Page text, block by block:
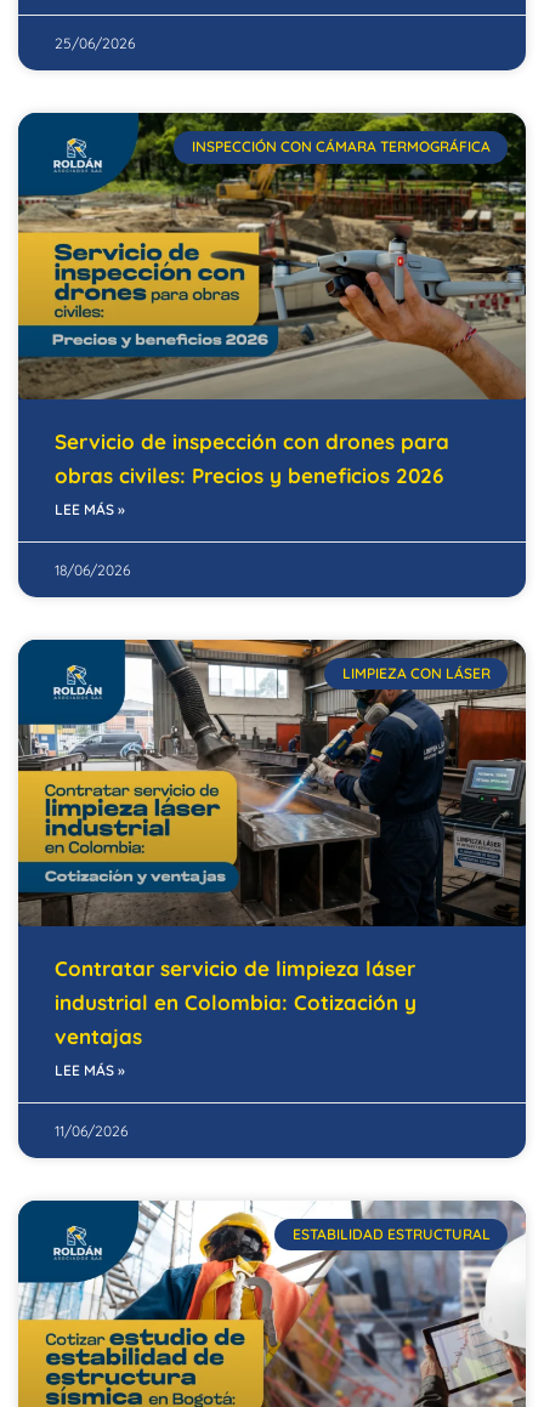
25/06/2026
INSPECCIÓN CON CÁMARA TERMOGRÁFICA
Servicio de inspección con drones para
obras civiles: Precios y beneficios 2026
LEE MÁS »
18/06/2026
LIMPIEZA CON LÁSER
Contratar servicio de limpieza láser
industrial en Colombia: Cotización y
ventajas
LEE MÁS »
11/06/2026
ESTABILIDAD ESTRUCTURAL